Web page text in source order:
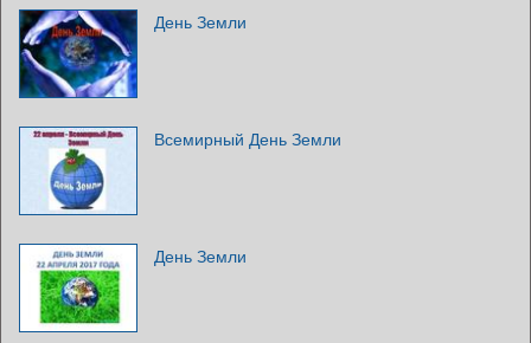
День Земли
Всемирный День Земли
День Земли